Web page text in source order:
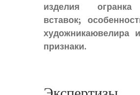
изделия
вставок;
художникаювелира
признаки.